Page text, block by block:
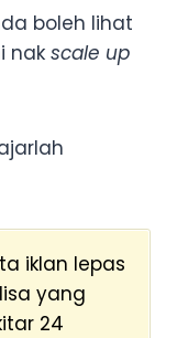
boleh lihat
nak scale up
iklan lepas
yang
24